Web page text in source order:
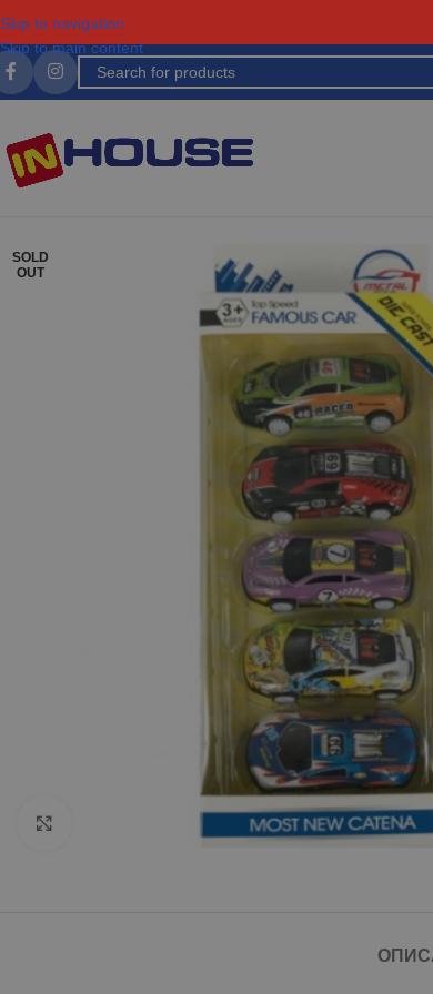
Skip to navigation
Skip to main content
SOLD
OUT